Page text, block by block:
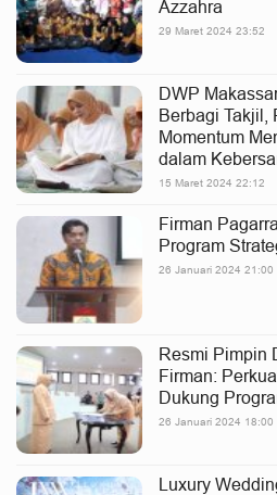
Azzahra
29 Maret 2024 23:52
DWP
Berbagi Takjil,
Momentum
dalam
15 Maret 2024 22:12
Firman
Program
26 Januari 2024 21:00
Resmi Pimpin
Firman:
Dukung
26 Januari 2024 18:00
Luxury